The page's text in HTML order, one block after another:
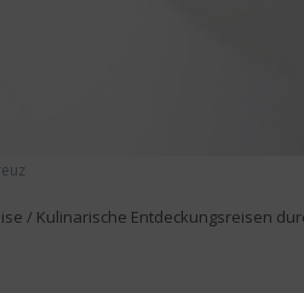
/ Kulinarische Entdeckungsreisen